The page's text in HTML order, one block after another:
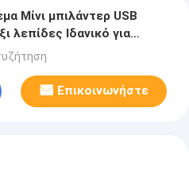
Μίνι μπιλάντερ USB
λεπίδες Ιδανικό για
γυμναστήριο
Επικοινωνήστε